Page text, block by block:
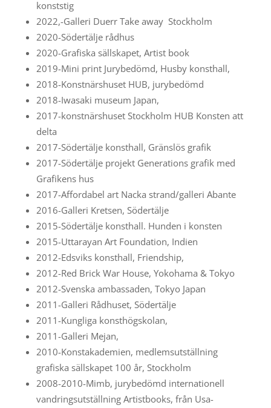
konststig
2022,-Galleri Duerr Take away Stockholm
2020-Södertälje rådhus
2020-Grafiska sällskapet, Artist book
2019-Mini print Jurybedömd, Husby konsthall,
2018-Konstnärshuset HUB, jurybedömd
2018-Iwasaki museum Japan,
2017-konstnärshuset Stockholm HUB Konsten att
delta
2017-Södertälje konsthall, Gränslös grafik
2017-Södertälje projekt Generations grafik med
Grafikens hus
2017-Affordabel art Nacka strand/galleri Abante
2016-Galleri Kretsen, Södertälje
2015-Södertälje konsthall. Hunden i konsten
2015-Uttarayan Art Foundation, Indien
2012-Edsviks konsthall, Friendship,
2012-Red Brick War House, Yokohama & Tokyo
2012-Svenska ambassaden, Tokyo Japan
2011-Galleri Rådhuset, Södertälje
2011-Kungliga konsthögskolan,
2011-Galleri Mejan,
2010-Konstakademien, medlemsutställning
grafiska sällskapet 100 år, Stockholm
2008-2010-Mimb, jurybedömd internationell
vandringsutställning Artistbooks, från Usa-